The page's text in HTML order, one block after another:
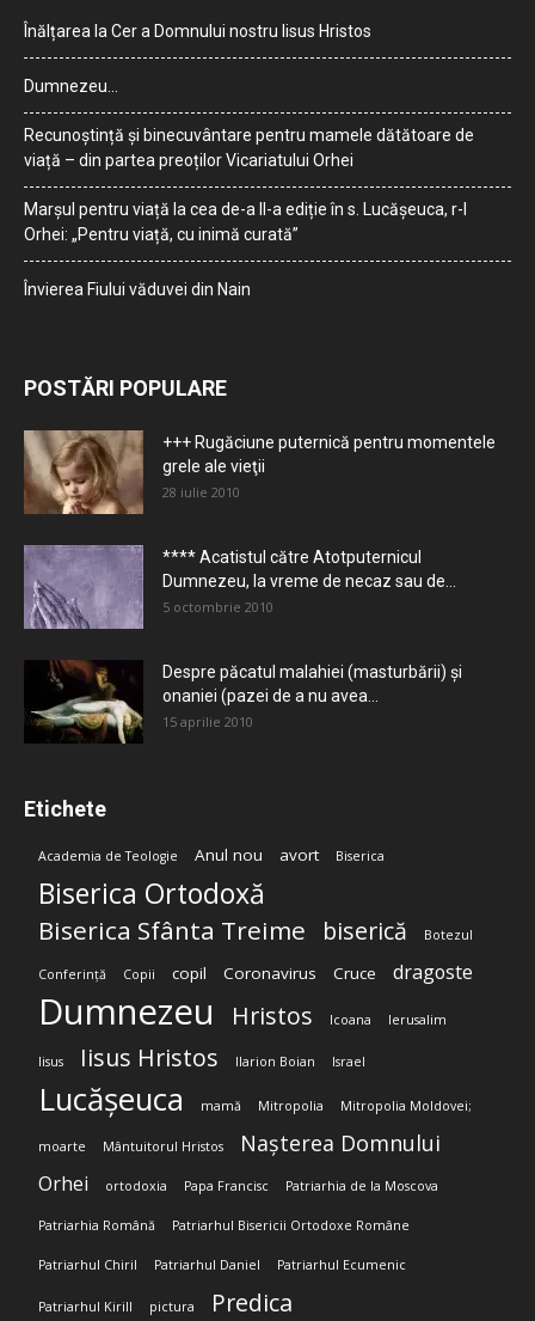
Înălțarea la Cer a Domnului nostru Iisus Hristos
Dumnezeu…
Recunoștință și binecuvântare pentru mamele dătătoare de
viață – din partea preoților Vicariatului Orhei
Marșul pentru viață la cea de-a II-a ediție în s. Lucășeuca, r-l
Orhei: „Pentru viață, cu inimă curată”
Învierea Fiului văduvei din Nain
POSTĂRI POPULARE
+++ Rugăciune puternică pentru momentele
grele ale vieţii
28 iulie 2010
**** Acatistul către Atotputernicul
Dumnezeu, la vreme de necaz sau de...
5 octombrie 2010
Despre păcatul malahiei (masturbării) şi
onaniei (pazei de a nu avea...
15 aprilie 2010
Etichete
Academia de Teologie Anul nou avort Biserica
Biserica Ortodoxă
Biserica Sfânta Treime biserică Botezul
Conferință Copii copil Coronavirus Cruce dragoste
Dumnezeu Hristos Icoana Ierusalim
Iisus Iisus Hristos Ilarion Boian Israel
Lucășeuca mamă Mitropolia Mitropolia Moldovei;
moarte Mântuitorul Hristos Nașterea Domnului
Orhei ortodoxia Papa Francisc Patriarhia de la Moscova
Patriarhia Română Patriarhul Bisericii Ortodoxe Române
Patriarhul Chiril Patriarhul Daniel Patriarhul Ecumenic
Patriarhul Kirill pictura Predica